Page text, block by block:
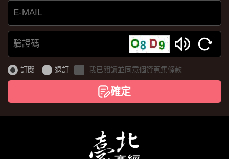
E-
MAIL
證
碼
訂閱 退訂 我已閱讀並同意個資蒐集條款
確定